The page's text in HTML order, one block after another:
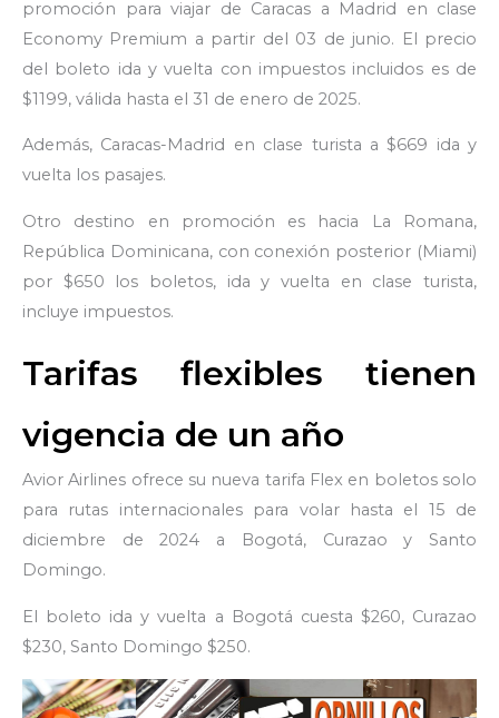
promoción para viajar de Caracas a Madrid en clase
Economy Premium a partir del 03 de junio. El precio
del boleto ida y vuelta con impuestos incluidos es de
$1199, válida hasta el 31 de enero de 2025.
Además, Caracas-Madrid en clase turista a $669 ida y
vuelta los pasajes.
Otro destino en promoción es hacia La Romana,
República Dominicana, con conexión posterior (Miami)
por $650 los boletos, ida y vuelta en clase turista,
incluye impuestos.
Tarifas flexibles tienen
vigencia de un año
Avior Airlines ofrece su nueva tarifa Flex en boletos solo
para rutas internacionales para volar hasta el 15 de
diciembre de 2024 a Bogotá, Curazao y Santo
Domingo.
El boleto ida y vuelta a Bogotá cuesta $260, Curazao
$230, Santo Domingo $250.